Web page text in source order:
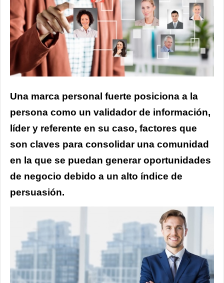
Una marca personal fuerte posiciona a la
persona como un validador de información,
líder y referente en su caso, factores que
son claves para consolidar una comunidad
en la que se puedan generar oportunidades
de negocio debido a un alto índice de
persuasión.